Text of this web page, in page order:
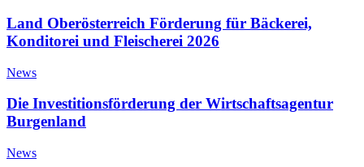
Land Oberösterreich Förderung für Bäckerei,
Konditorei und Fleischerei 2026
News
Die Investitionsförderung der Wirtschaftsagentur
Burgenland
News